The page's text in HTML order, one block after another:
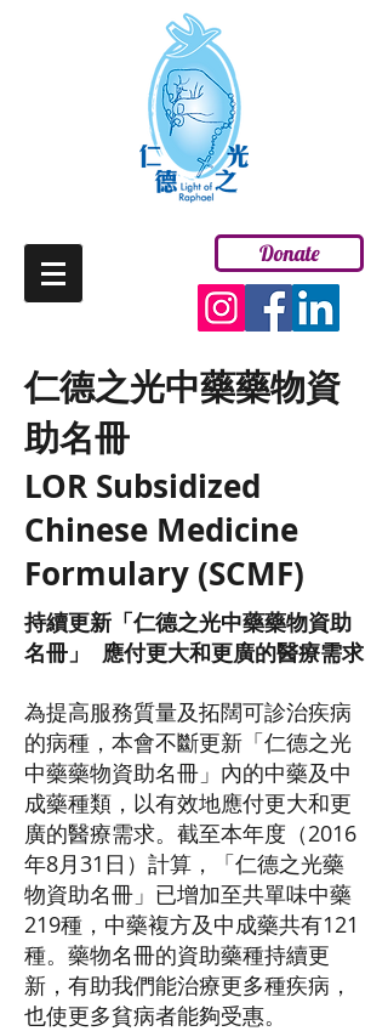
Donate
仁德之光中藥藥物資
助名冊
LOR Subsidized
Chinese Medicine
Formulary (SCMF)
持續更新「仁德之光中藥藥物資助
名冊」 應付更大和更廣的醫療需求
為提高服務質量及拓闊可診治疾病
的病種，本會不斷更新「仁德之光
中藥藥物資助名冊」內的中藥及中
成藥種類，以有效地應付更大和更
廣的醫療需求。截至本年度（2016
年8月31日）計算，「仁德之光藥
物資助名冊」已增加至共單味中藥
219種，中藥複方及中成藥共有121
種。藥物名冊的資助藥種持續更
新，有助我們能治療更多種疾病，
也使更多貧病者能夠受惠。